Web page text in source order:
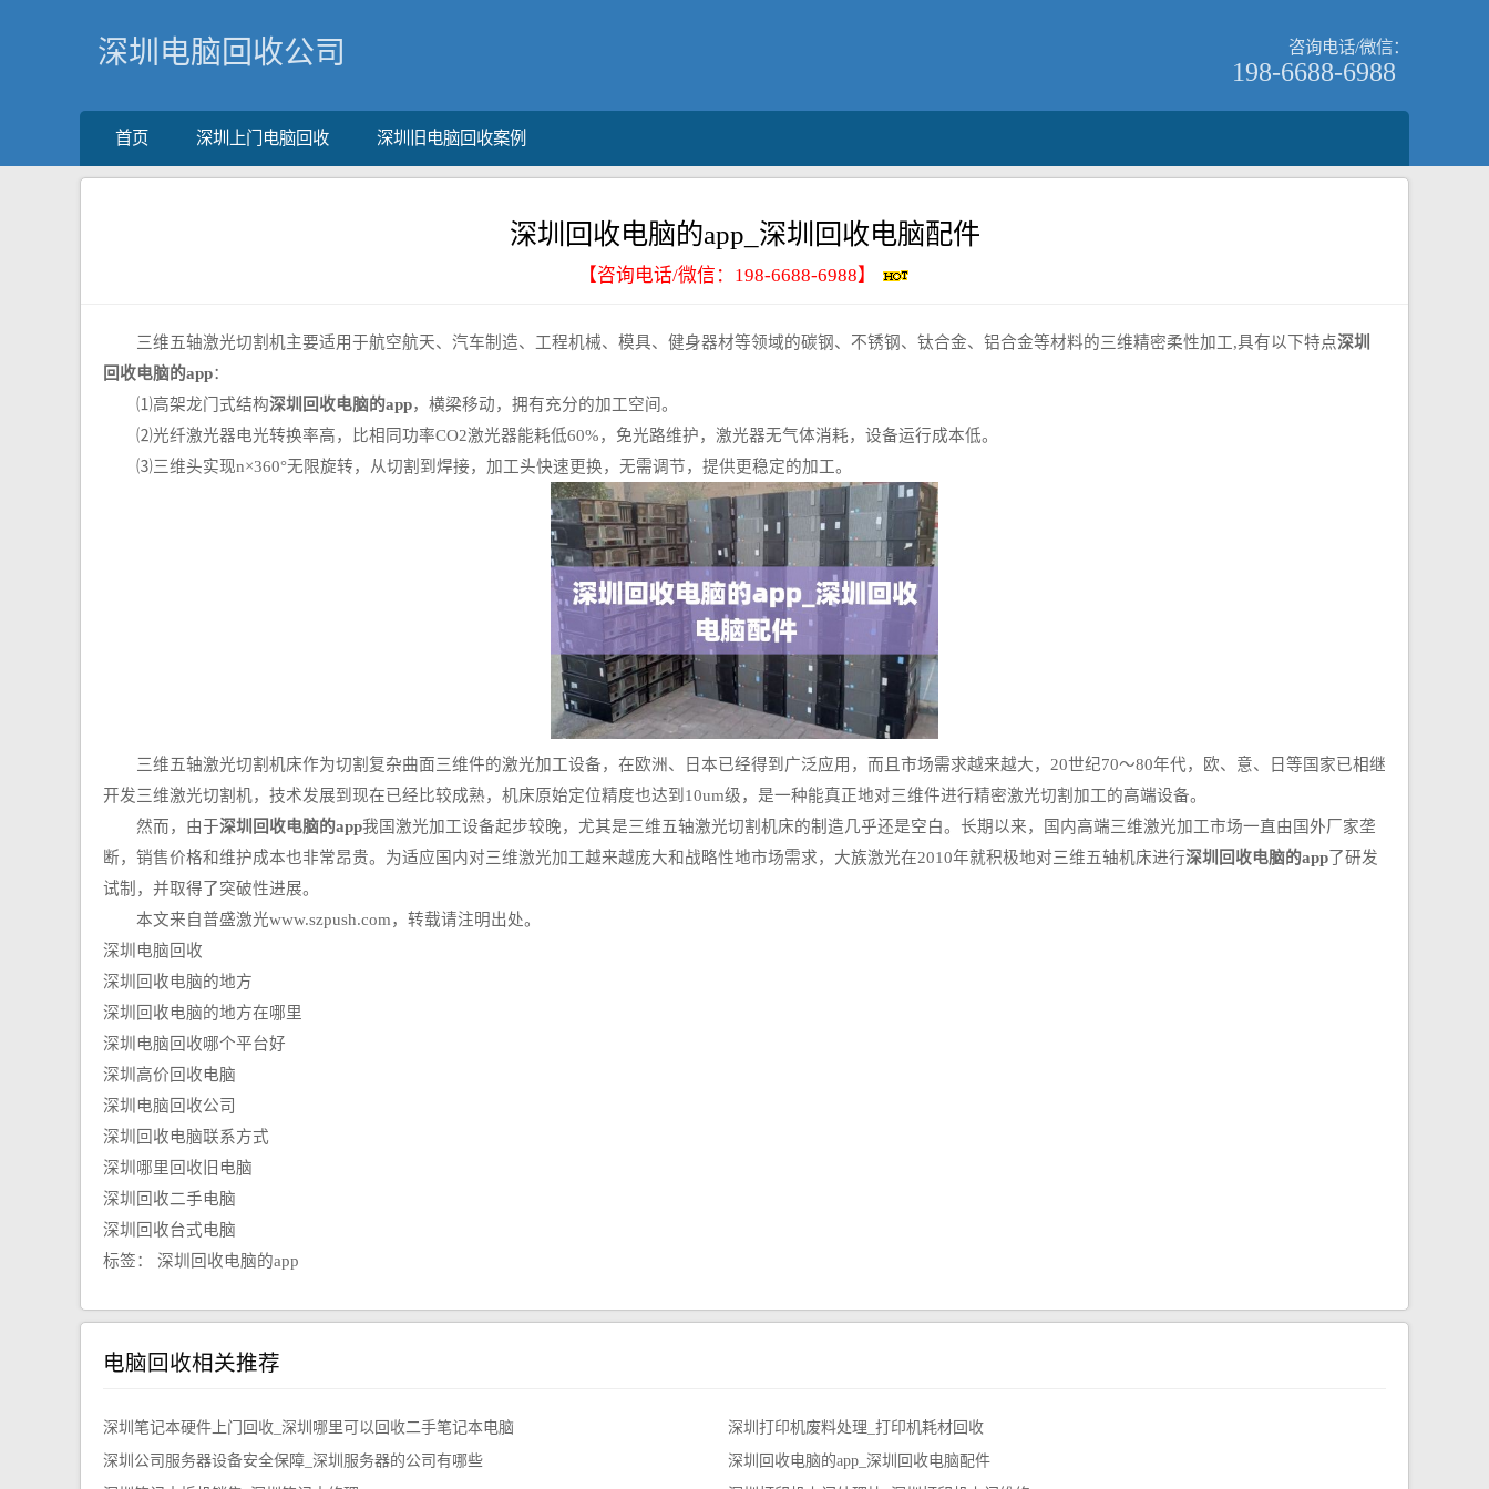
深圳电脑回收公司 咨询电话/微信：
198-6688-6988
首页 深圳上门电脑回收 深圳旧电脑回收案例
深圳回收电脑的app_深圳回收电脑配件
【咨询电话/微信： 198-6688-6988】
三维五轴激光切割机主要适用于航空航天、汽车制造、工程机械、模具、健身器材等领域的碳钢、不锈钢、钛合金、铝合金等材料的三维精密柔性加工,具有以下特点深圳
回收电脑的app：
⑴高架龙门式结构深圳回收电脑的app，横梁移动，拥有充分的加工空间。
⑵光纤激光器电光转换率高，比相同功率CO2激光器能耗低60%，免光路维护，激光器无气体消耗，设备运行成本低。
⑶三维头实现n×360°无限旋转，从切割到焊接，加工头快速更换，无需调节，提供更稳定的加工。
三维五轴激光切割机床作为切割复杂曲面三维件的激光加工设备，在欧洲、日本已经得到广泛应用，而且市场需求越来越大，20世纪70～80年代，欧、意、日等国家已相继
开发三维激光切割机，技术发展到现在已经比较成熟，机床原始定位精度也达到10um级，是一种能真正地对三维件进行精密激光切割加工的高端设备。
然而，由于深圳回收电脑的app我国激光加工设备起步较晚，尤其是三维五轴激光切割机床的制造几乎还是空白。长期以来，国内高端三维激光加工市场一直由国外厂家垄
断，销售价格和维护成本也非常昂贵。为适应国内对三维激光加工越来越庞大和战略性地市场需求，大族激光在2010年就积极地对三维五轴机床进行深圳回收电脑的app 了研发
试制，并取得了突破性进展。
本文来自普盛激光www.szpush.com，转载请注明出处。
深圳电脑回收
深圳回收电脑的地方
深圳回收电脑的地方在哪里
深圳电脑回收哪个平台好
深圳高价回收电脑
深圳电脑回收公司
深圳回收电脑联系方式
深圳哪里回收旧电脑
深圳回收二手电脑
深圳回收台式电脑
标签：
深圳回收电脑的app
电脑回收相关推荐
深圳笔记本硬件上门回收_深圳哪里可以回收二手笔记本电脑
深圳打印机废料处理_打印机耗材回收
深圳公司服务器设备安全保障_深圳服务器的公司有哪些
深圳回收电脑的app_深圳回收电脑配件